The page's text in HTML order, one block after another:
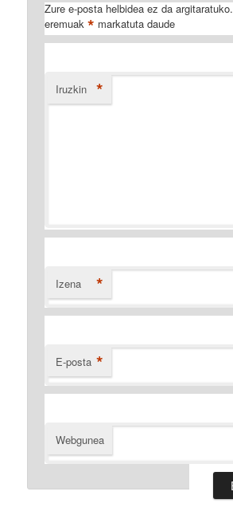
Zure e-posta helbidea ez da argitaratuko.
eremuak* markatuta daude
Iruzkin *
Izena *
E-posta *
Webgunea